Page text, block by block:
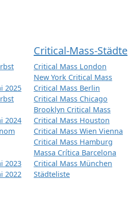
2025
2024
2023
2022
Critical-Mass-Städte
Critical Mass London
New York Critical Mass
Critical Mass Berlin
Critical Mass Chicago
Brooklyn Critical Mass
Critical Mass Houston
Critical Mass Wien Vienna
Critical Mass Hamburg
Massa Crítica Barcelona
Critical Mass München
Städteliste